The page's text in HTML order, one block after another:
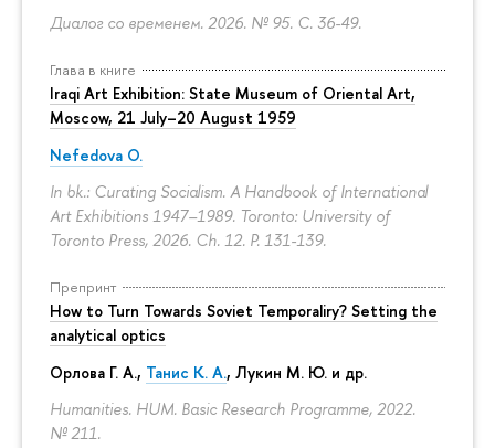
Диалог со временем. 2026. № 95. С. 36-49.
Глава в книге
Iraqi Art Exhibition: State Museum of Oriental Art,
Moscow, 21 July–20 August 1959
Nefedova O.
In bk.: Curating Socialism. A Handbook of International
Art Exhibitions 1947–1989. Toronto: University of
Toronto Press, 2026. Ch. 12. P. 131-139.
Препринт
How to Turn Towards Soviet Temporaliry? Setting the
analytical optics
Орлова Г. А., Танис К. А., Лукин М. Ю. и др.
Humanities. HUM. Basic Research Programme, 2022.
№ 211.